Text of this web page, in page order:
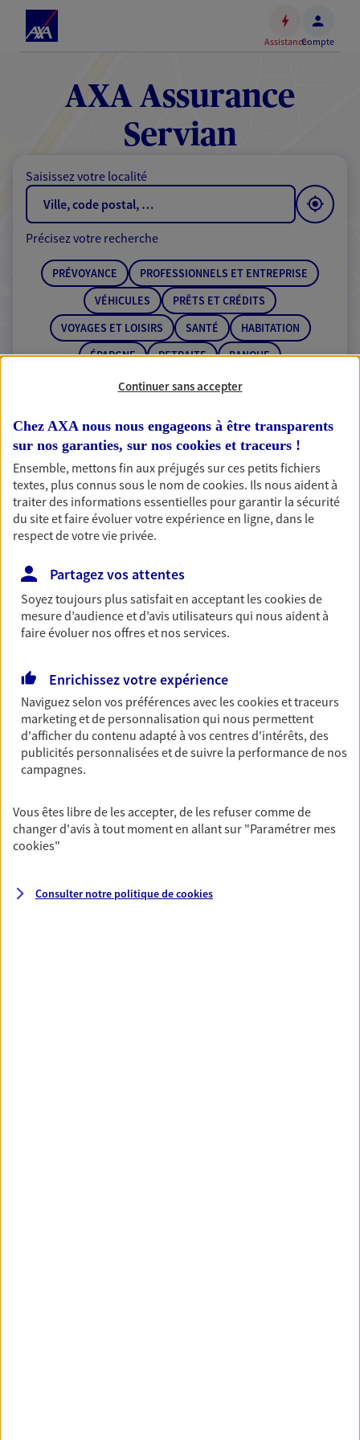
Accéder
contenu
principal
Accéder
au
de
AssistanceCompte
AXA Assurance
Servian
Saisissez votre localité
RECHERCHER
Précisez votre recherche
PRÉVOYANCE
PROFESSIONNELS ET ENTREPRISE
VÉHICULES
PRÊTS ET CRÉDITS
VOYAGES ET LOISIRS
SANTÉ
HABITATION
ÉPARGNE
RETRAITE BANQUE
1 résultat correspond à votre
recherche
Passer les
résultats
Lionel Daguet
France
13b Av D Abeilhan, 34290 Servian
Agence accessible
Horaires : Fermé
Ouvre le 11 août à 09:00
NOUS CONTACTER
Continuer sans accepter
Chez AXA nous nous engageons à être transparents
sur nos garanties, sur nos cookies et traceurs !
Ensemble, mettons fin aux préjugés sur ces petits fichiers
textes, plus connus sous le nom decookies. Ils nous aident à
traiter des informations essentielles pour garantir la sécurité
du site et faire évoluer votre expérience en ligne, dans le
respect de votre vie privée.
Partagez vos attentes
Soyez toujours plus satisfait en acceptant lescookiesde
mesure d’audience et d’avis utilisateurs qui nous aident à
faire évoluer nos offres et nos services.
Enrichissez votre expérience
Naviguez selon vos préférences avec lescookies et traceurs
marketing et de personnalisation qui nous permettent
d'afficher du contenu adapté à vos centres d'intérêts, des
publicités personnalisées et de suivre la performance de nos
campagnes.
Vous êtes libre de les accepter, de les refuser comme de
changer d'avis à tout moment en allant sur "Paramétrer mes
cookies"
Consulter notre politique decookies